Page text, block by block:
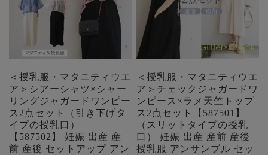
＜授乳服・マタニティウエ
ア＞シアーシャツ×シャー
リングジャガードワンピー
ス2点セット（引き下げタ
イプの授乳口）
【587502】 妊娠 出産 産
前 産後 セットアップ アン
＜授乳服・マタニティウエ
ア＞チェックジャガードワ
ンピース×ラメ天竺トップ
ス2点セット【587501】
（スリットタイプの授乳
口） 妊娠 出産 産前 産後
授乳服 アンサンブル セッ